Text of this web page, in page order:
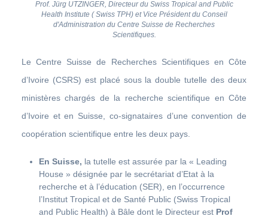
Prof. Jürg UTZINGER, Directeur du Swiss Tropical and Public
Health Institute ( Swiss TPH) et Vice Président du Conseil
d'Administration du Centre Suisse de Recherches
Scientifiques.
Le Centre Suisse de Recherches Scientifiques en Côte
d’Ivoire (CSRS) est placé sous la double tutelle des deux
ministères chargés de la recherche scientifique en Côte
d’Ivoire et en Suisse, co-signataires d’une convention de
coopération scientifique entre les deux pays.
En Suisse, la tutelle est assurée par la « Leading
House » désignée par le secrétariat d’Etat à la
recherche et à l’éducation (SER), en l’occurrence
l’Institut Tropical et de Santé Public (Swiss Tropical
and Public Health) à Bâle dont le Directeur est Prof